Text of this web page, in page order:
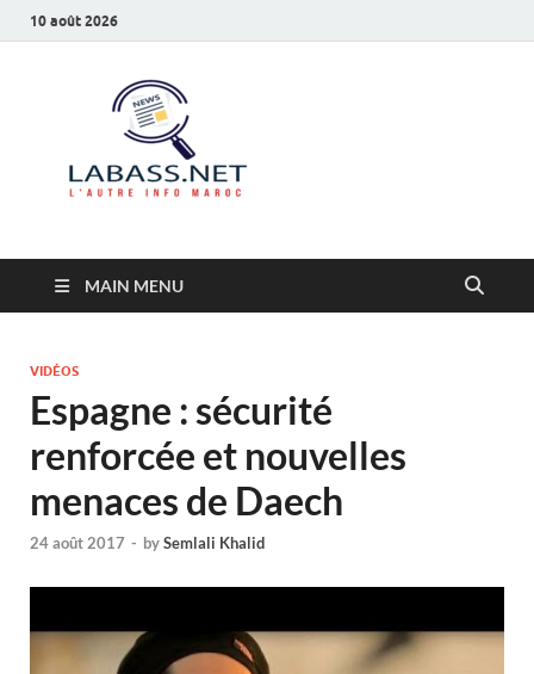
10 août 2026
MAIN MENU
VIDÉOS
Espagne : sécurité
renforcée et nouvelles
menaces de Daech
24 août 2017 - bySemlali Khalid